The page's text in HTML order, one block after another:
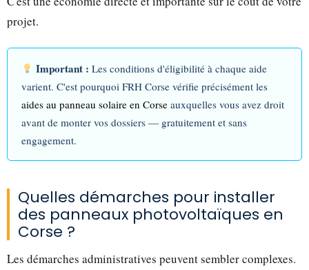
projet.
Important : Les conditions d'éligibilité à chaque aide
varient. C'est pourquoi FRH Corse vérifie précisément les
aides au panneau solaire en Corse auxquelles vous avez droit
avant de monter vos dossiers — gratuitement et sans
engagement.
Quelles démarches pour installer
des panneaux photovoltaïques en
Corse ?
Les démarches administratives peuvent sembler complexes.